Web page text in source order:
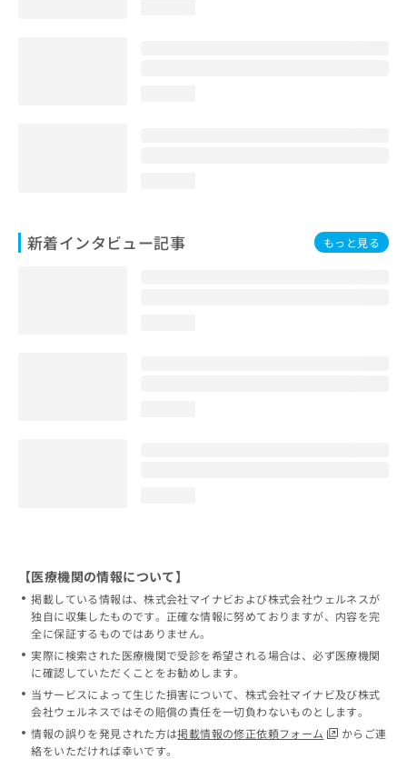
新着インタビュー記事 もっと見る
【医療機関の情報について】
掲載している情報は、株式会社マイナビおよび株式会社ウェルネスが
独自に収集したものです。正確な情報に努めておりますが、内容を完
全に保証するものではありません。
実際に検索された医療機関で受診を希望される場合は、必ず医療機関
に確認していただくことをお勧めします。
当サービスによって生じた損害について、株式会社マイナビ及び株式
会社ウェルネスではその賠償の責任を一切負わないものとします。
情報の誤りを発見された方は掲載情報の修正依頼フォーム
からご連
絡をいただければ幸いです。